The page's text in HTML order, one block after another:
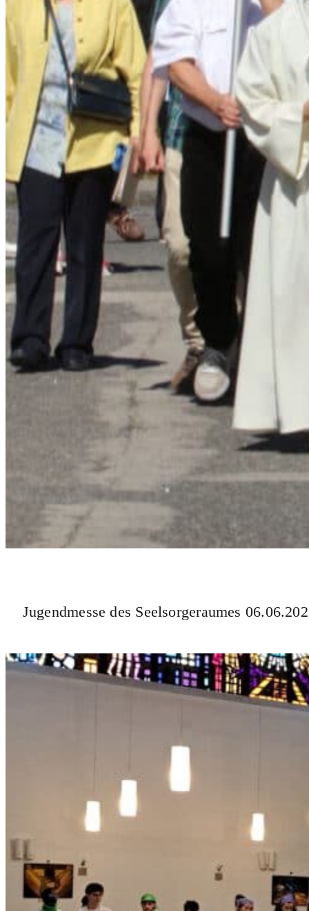
Jugendmesse des Seelsorgeraumes